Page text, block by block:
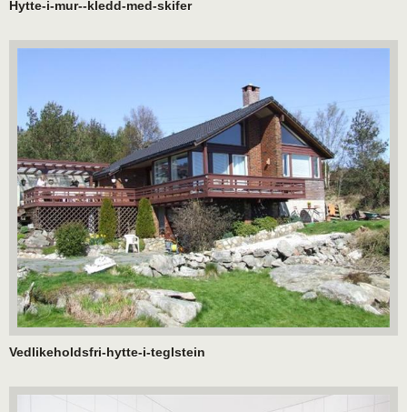
Hytte-i-mur--kledd-med-skifer
Vedlikeholdsfri-hytte-i-teglstein